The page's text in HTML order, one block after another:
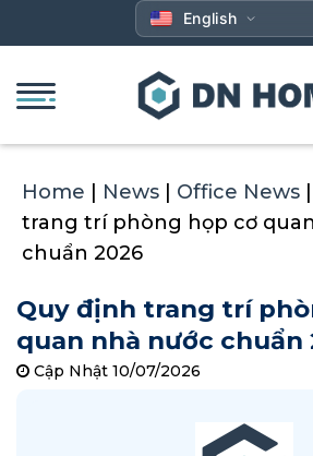
to
English
Home News Office News
trang trí phòng họp cơ
chuẩn 2026
Quy định trang trí
quan nhà nước chuẩn
Cập Nhật 10/07/2026